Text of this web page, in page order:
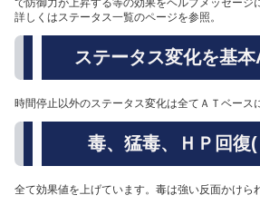
詳しくはステータス一覧のページを参照。
ステータス変化を基
時間停止以外のステータス変化は全てＡＴベース
毒、猛毒、ＨＰ回復
全て効果値を上げています。毒は強い反面かけら